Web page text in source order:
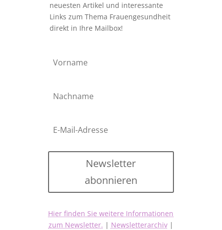
neuesten Artikel und interessante
Links zum Thema Frauengesundheit
direkt in Ihre Mailbox!
Newsletter
abonnieren
Hier finden Sie weitere Informationen
zum Newsletter. | Newsletterarchiv|